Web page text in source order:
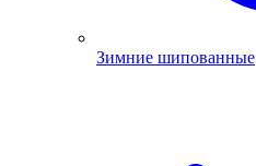
Зимние шипованные